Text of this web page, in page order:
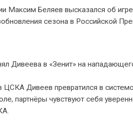
Максим Беляев высказался об
сезона в Российской
Дивеева в «Зенит» на
ЦСКА Дивеев превратился в
партнёры чувствуют себя